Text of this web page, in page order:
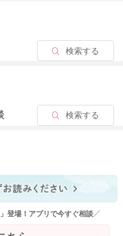
検索する
検索する
登場！アプリで今すぐ相談／